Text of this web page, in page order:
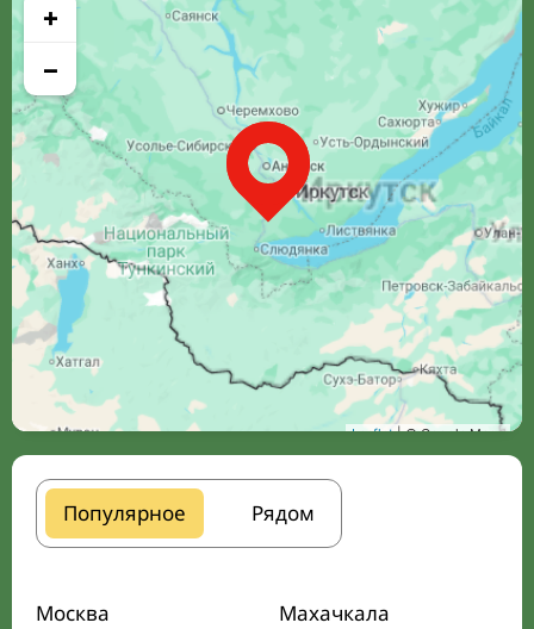
+
−
Leaflet| © Google Maps
Популярное Рядом
Москва
Махачкала